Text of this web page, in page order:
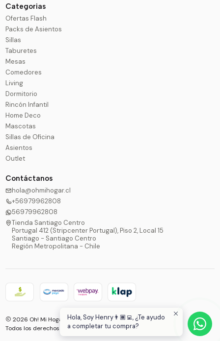
Categorias
Ofertas Flash
Packs de Asientos
Sillas
Taburetes
Mesas
Comedores
Living
Dormitorio
Rincón Infantil
Home Deco
Mascotas
Sillas de Oficina
Asientos
Outlet
Contáctanos
hola@ohmihogar.cl
+56979962808
56979962808
Tienda Santiago Centro
Portugal 412 (Stripcenter Portugal), Piso 2, Local 15
Santiago - Santiago Centro
Región Metropolitana - Chile
2026 Oh! Mi Hogar®.
Todos los derechos reservados.Desarrollado por Jumpseller
Hola, Soy Henry👨🏾‍💻, ¿Te ayudo
a completar tu compra?